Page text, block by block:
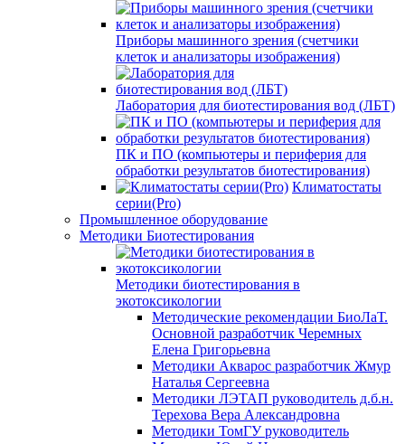
Приборы машинного зрения (счетчики
клеток и анализаторы изображения)
Лаборатория для биотестирования вод (ЛБТ)
ПК и ПО (компьютеры и периферия для
обработки результатов биотестирования)
Климатостаты
серии(Pro)
Промышленное оборудование
Методики Биотестирования
Методики биотестирования в
экотоксикологии
Методические рекомендации БиоЛаТ.
Основной разработчик Черемных
Елена Григорьевна
Методики Акварос разработчик Жмур
Наталья Сергеевна
Методики ЛЭТАП руководитель д.б.н.
Терехова Вера Александровна
Методики ТомГУ руководитель